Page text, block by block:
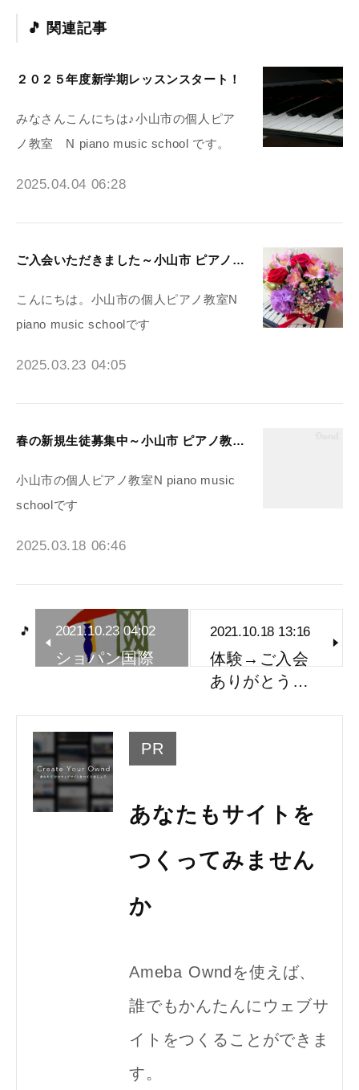
関連記事
２０２５年度新学期レッスンスタート！
みなさんこんにちは♪小山市の個人ピア
ノ教室 N piano music school です。
2025.04.04 06:28
ご入会いただきました～小山市 ピアノ教室N piano music school
こんにちは。小山市の個人ピアノ教室N
piano music schoolです
2025.03.23 04:05
春の新規生徒募集中～小山市 ピアノ教室N piano music school
小山市の個人ピアノ教室N piano music
schoolです
2025.03.18 06:46
2021.10.23 04:02
ショパン国際
2021.10.18 13:16
体験→ご入会
ありがとう…
PR
あなたもサイトを
つくってみません
か
Ameba Owndを使えば、
誰でもかんたんにウェブサ
イトをつくることができま
す。